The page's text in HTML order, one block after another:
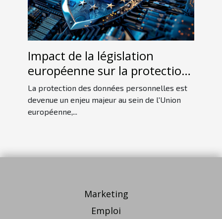
Impact de la législation
européenne sur la protection
des données personnelles
La protection des données personnelles est
devenue un enjeu majeur au sein de l'Union
européenne,...
Marketing
Emploi